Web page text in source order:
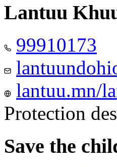
Lantuu
99910173
lantuu.mn/
Protection
Save the